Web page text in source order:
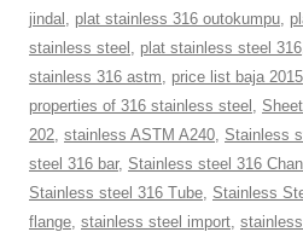
jindal , plat stainless 316 outokumpu,
stainless steel , plat stainless steel 316
stainless 316 astm, price list baja 2015
properties of 316 stainless steel ,
202, stainless ASTM A240, Stainless
steel 316 bar, Stainless steel 316
Stainless steel 316 Tube, Stainless
flange, stainless steel import,